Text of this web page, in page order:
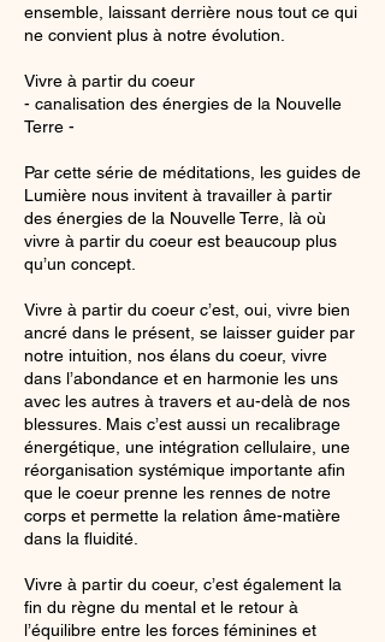
ensemble, laissant derrière nous tout ce qui
ne convient plus à notre évolution.
Vivre à partir du coeur
- canalisation des énergies de la Nouvelle
Terre -
Par cette série de méditations, les guides de
Lumière nous invitent à travailler à partir
des énergies de la Nouvelle Terre, là où
vivre à partir du coeur est beaucoup plus
qu’un concept.
Vivre à partir du coeur c’est, oui, vivre bien
ancré dans le présent, se laisser guider par
notre intuition, nos élans du coeur, vivre
dans l’abondance et en harmonie les uns
avec les autres à travers et au-delà de nos
blessures. Mais c’est aussi un recalibrage
énergétique, une intégration cellulaire, une
réorganisation systémique importante afin
que le coeur prenne les rennes de notre
corps et permette la relation âme-matière
dans la fluidité.
Vivre à partir du coeur, c’est également la
fin du règne du mental et le retour à
l’équilibre entre les forces féminines et